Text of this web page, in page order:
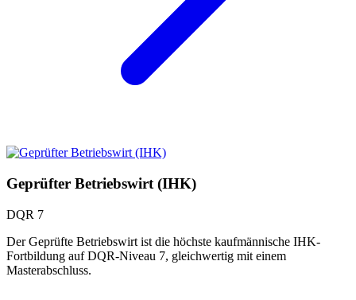
Geprüfter Betriebswirt (IHK)
DQR 7
Der Geprüfte Betriebswirt ist die höchste kaufmännische IHK-
Fortbildung auf DQR-Niveau 7, gleichwertig mit einem
Masterabschluss.